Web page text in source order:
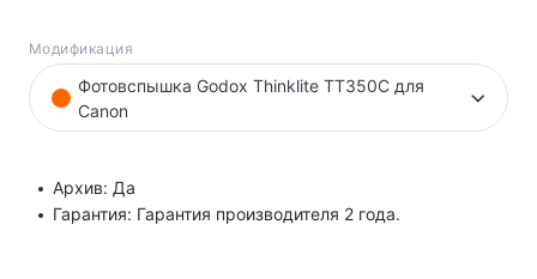
Модификация
Фотовспышка Godox Thinklite TT350C для
Canon
Архив: Да
Гарантия: Гарантия производителя 2 года.